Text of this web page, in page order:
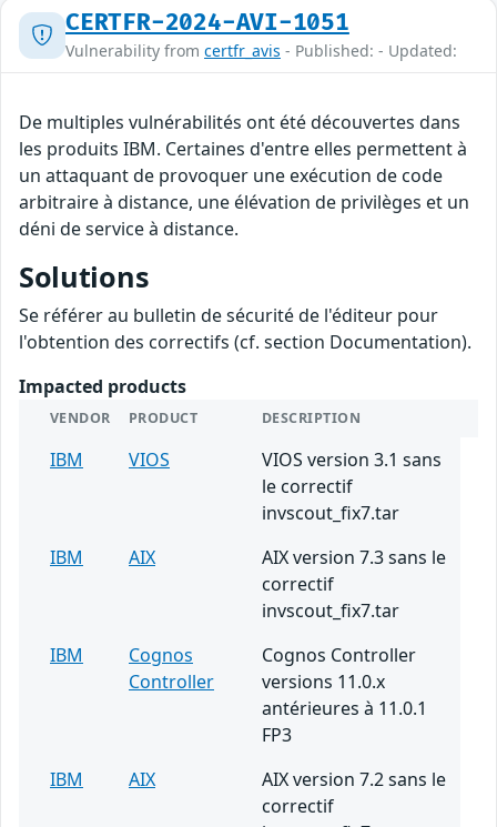
CERTFR-2024-AVI-1051
Vulnerability from certfr_avis - Published: - Updated:
De multiples vulnérabilités ont été découvertes dans
les produits IBM. Certaines d'entre elles permettent à
un attaquant de provoquer une exécution de code
arbitraire à distance, une élévation de privilèges et un
déni de service à distance.
Solutions
Se référer au bulletin de sécurité de l'éditeur pour
l'obtention des correctifs (cf. section Documentation).
Impacted products
VENDOR PRODUCT DESCRIPTION
IBM VIOS
VIOS version 3.1 sans
le correctif
invscout_fix7.tar
IBM
AIX
AIX version 7.3 sans le
correctif
invscout_fix7.tar
IBM
Cognos
Controller
Cognos Controller
versions 11.0.x
antérieures à 11.0.1
FP3
IBM
AIX
AIX version 7.2 sans le
correctif